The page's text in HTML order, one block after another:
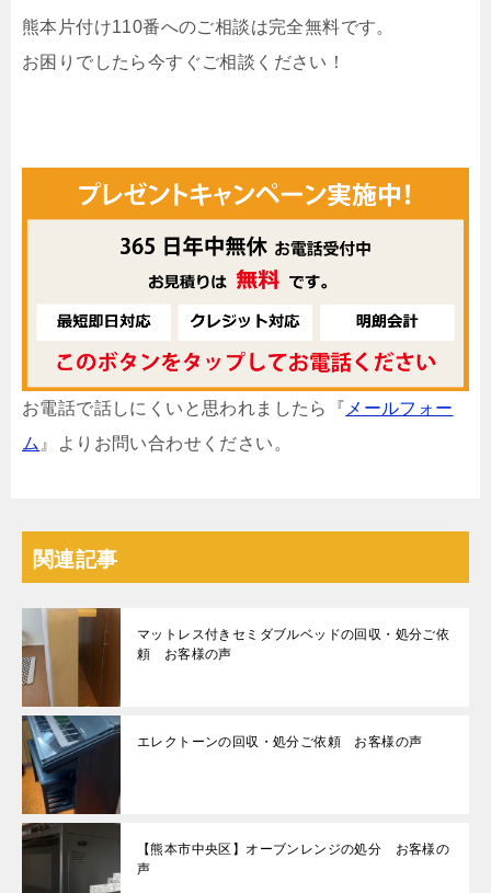
熊本片付け110番へのご相談は完全無料です。
お困りでしたら今すぐご相談ください！
お電話で話しにくいと思われましたら『 メールフォー
ム 』よりお問い合わせください。
関連記事
マットレス付きセミダブルベッドの回収・処分ご依
頼 お客様の声
エレクトーンの回収・処分ご依頼 お客様の声
【熊本市中央区】オーブンレンジの処分 お客様の
声